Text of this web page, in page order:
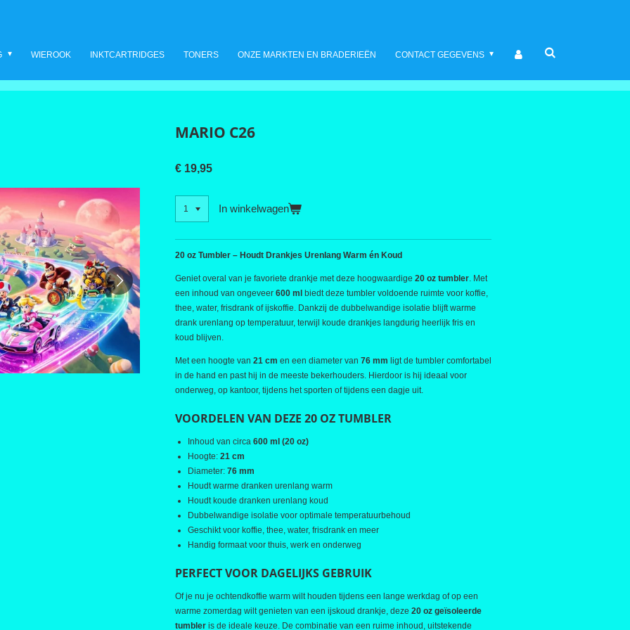
WIEROOK INKTCARTRIDGES TONERS ONZE MARKTEN EN BRADERIEËN CONTACT GEGEVENS
MARIO C26
€ 19,95
In winkelwagen
20 oz Tumbler – Houdt Drankjes Urenlang Warm én Koud
Geniet overal van je favoriete drankje met deze hoogwaardige 20 oz tumbler . Met
een inhoud van ongeveer 600 ml biedt deze tumbler voldoende ruimte voor koffie,
thee, water, frisdrank of ijskoffie. Dankzij de dubbelwandige isolatie blijft warme
drank urenlang op temperatuur, terwijl koude drankjes langdurig heerlijk fris en
koud blijven.
Met een hoogte van 21 cm en een diameter van 76 mm ligt de tumbler comfortabel
in de hand en past hij in de meeste bekerhouders. Hierdoor is hij ideaal voor
onderweg, op kantoor, tijdens het sporten of tijdens een dagje uit.
VOORDELEN VAN DEZE 20 OZ TUMBLER
Inhoud van circa 600 ml (20 oz)
Hoogte: 21 cm
Diameter: 76 mm
Houdt warme dranken urenlang warm
Houdt koude dranken urenlang koud
Dubbelwandige isolatie voor optimale temperatuurbehoud
Geschikt voor koffie, thee, water, frisdrank en meer
Handig formaat voor thuis, werk en onderweg
PERFECT VOOR DAGELIJKS GEBRUIK
Of je nu je ochtendkoffie warm wilt houden tijdens een lange werkdag of op een
warme zomerdag wilt genieten van een ijskoud drankje, deze 20 oz geïsoleerde
tumbler is de ideale keuze. De combinatie van een ruime inhoud, uitstekende